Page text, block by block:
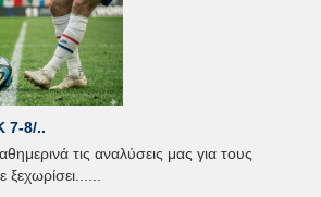
7-8/..
τις αναλύσεις μας για τους